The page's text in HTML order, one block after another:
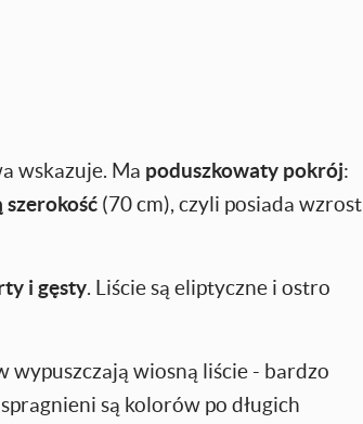
wskazuje. Ma poduszkowaty pokrój:
szerokość (70 cm), czyli posiada wzrost
i gęsty. Liście są eliptyczne i ostro
wypuszczają wiosną liście - bardzo
są kolorów po długich